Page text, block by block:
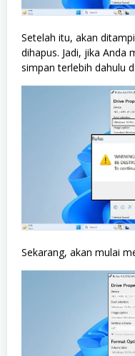
Setelah itu, akan
dihapus. Jadi, jika Anda
simpan terlebih dahulu
Sekarang, akan mulai